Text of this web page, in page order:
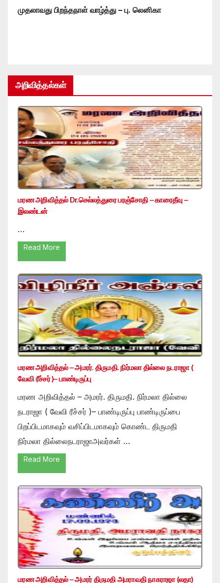
முதலாவது பிறந்தநாள் வாழ்த்து – பு. லெனிகா
அறிவித்தல்கள்
மரண அறிவித்தல் Dr.செல்லத்துரை பரஞ்சோதி – காரைதீவு –
இலண்டன்
…
Read More
மரண அறிவித்தல் – அமரர். திருமதி. நிர்மலா தில்லை நடராஜா (
வேவி ரீச்சர் )– பாண்டிருப்பு
மரண அறிவித்தல் – அமரர். திருமதி. நிர்மலா தில்லை
நடராஜா ( வேவி ரீச்சர் )– பாண்டிருப்பு பாண்டிருப்பை
பிறப்பிடமாகவும் வசிப்பிடமாகவும் கொண்ட திருமதி
நிர்மலா தில்லைநடராஜாஅவர்கள் …
Read More
மரண அறிவித்தல் – அமரர் திருமதி அமராவதி நாகராஜா (லதா)